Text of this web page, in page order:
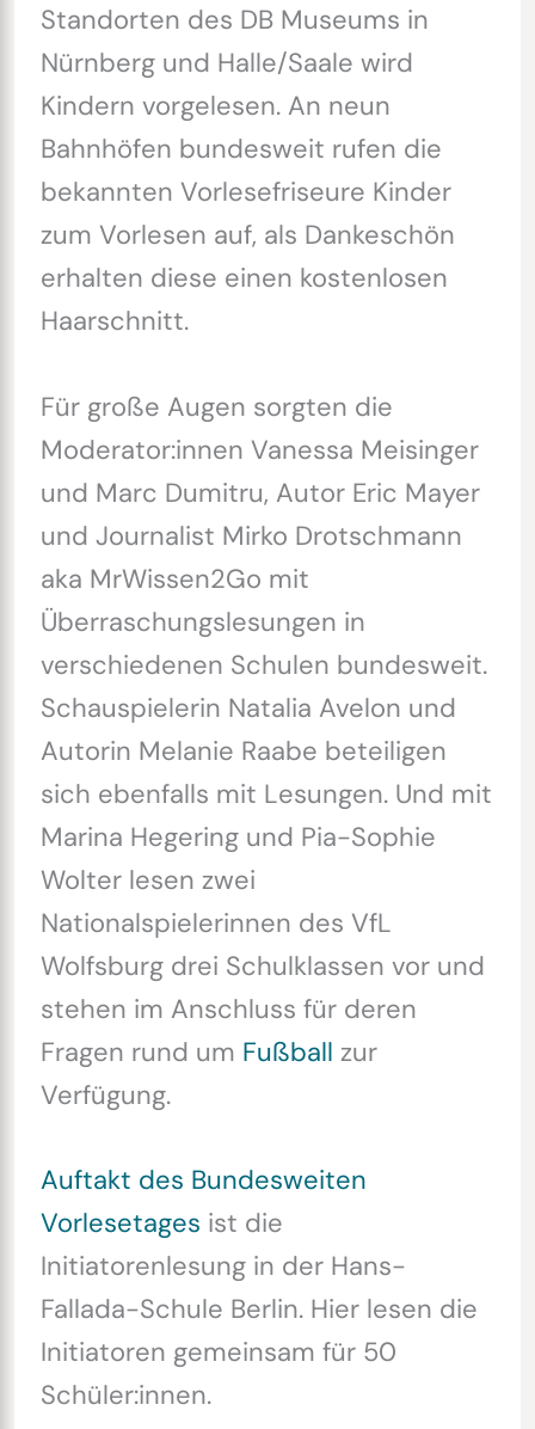
Standorten des DB Museums in
Nürnberg und Halle/Saale wird
Kindern vorgelesen. An neun
Bahnhöfen bundesweit rufen die
bekannten Vorlesefriseure Kinder
zum Vorlesen auf, als Dankeschön
erhalten diese einen kostenlosen
Haarschnitt.
Für große Augen sorgten die
Moderator:innen Vanessa Meisinger
und Marc Dumitru, Autor Eric Mayer
und Journalist Mirko Drotschmann
aka MrWissen2Go mit
Überraschungslesungen in
verschiedenen Schulen bundesweit.
Schauspielerin Natalia Avelon und
Autorin Melanie Raabe beteiligen
sich ebenfalls mit Lesungen. Und mit
Marina Hegering und Pia-Sophie
Wolter lesen zwei
Nationalspielerinnen des VfL
Wolfsburg drei Schulklassen vor und
stehen im Anschluss für deren
Fragen rund um Fußball zur
Verfügung.
Auftakt des Bundesweiten
Vorlesetages ist die
Initiatorenlesung in der Hans-
Fallada-Schule Berlin. Hier lesen die
Initiatoren gemeinsam für 50
Schüler:innen.